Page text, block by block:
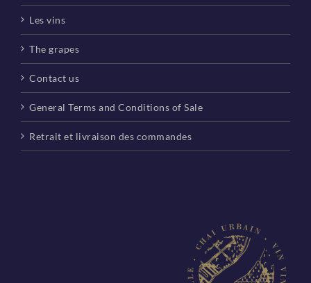
Les vins
The grapes
Contact us
General Terms and Conditions of Sale
Retrait et livraison des commandes